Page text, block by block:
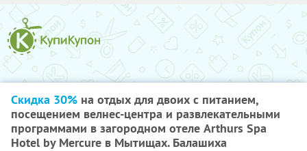
Скидка 30% на отдых для двоих с питанием,
посещением велнес-центра и развлекательными
программами в загородном отеле Arthurs Spa
Hotel by Mercure в Мытищах. Балашиха